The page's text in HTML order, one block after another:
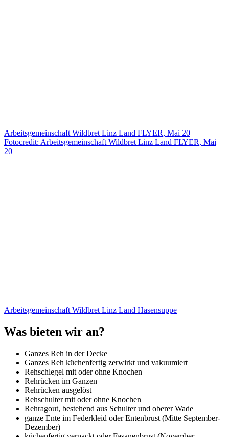
Arbeitsgemeinschaft Wildbret Linz Land FLYER, Mai 20
Fotocredit: Arbeitsgemeinschaft Wildbret Linz Land FLYER, Mai
20
Arbeitsgemeinschaft Wildbret Linz Land Hasensuppe
Was bieten wir an?
Ganzes Reh in der Decke
Ganzes Reh küchenfertig zerwirkt und vakuumiert
Rehschlegel mit oder ohne Knochen
Rehrücken im Ganzen
Rehrücken ausgelöst
Rehschulter mit oder ohne Knochen
Rehragout, bestehend aus Schulter und oberer Wade
ganze Ente im Federkleid oder Entenbrust (Mitte September-
Dezember)